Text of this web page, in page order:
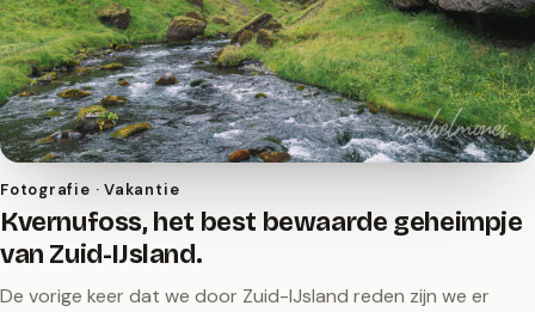
Fotografie · Vakantie
Kvernufoss, het best bewaarde geheimpje
van Zuid-IJsland.
De vorige keer dat we door Zuid-IJsland reden zijn we er